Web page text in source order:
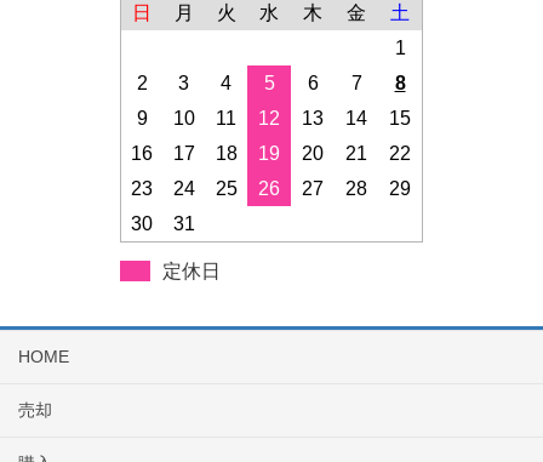
日
月 火 水 木 金
土
1
2
3 4 5 6 7
8
9
10 11 12 13 14
15
16
17 18 19 20 21
22
23
24 25 26 27 28
29
30
31
定休日
HOME
売却